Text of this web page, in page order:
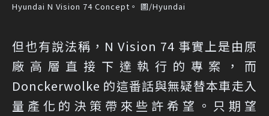
Hyundai N Vision 74 Concept。 圖/Hyundai
但也有說法稱，N Vision 74 事實上是由原
廠高層直接下達執行的專案，而
Donckerwolke 的這番話與無疑替本車走入
量產化的決策帶來些許希望。只期望